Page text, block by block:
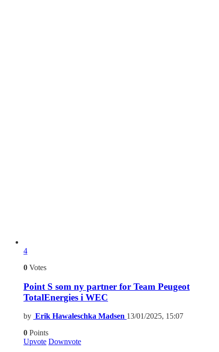
4
0 Votes
Point S som ny partner for Team Peugeot
TotalEnergies i WEC
by Erik Hawaleschka Madsen 13/01/2025, 15:07
0 Points
Upvote Downvote